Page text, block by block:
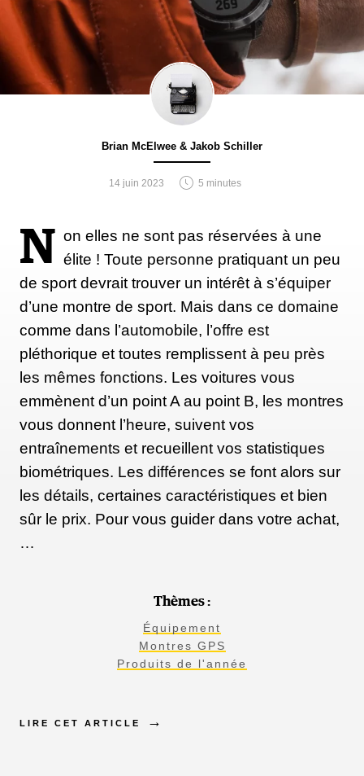
Brian McElwee & Jakob Schiller
14 juin 2023 5 minutes
N on elles ne sont pas réservées à une
élite ! Toute personne pratiquant un peu
de sport devrait trouver un intérêt à s’équiper
d’une montre de sport. Mais dans ce domaine
comme dans l’automobile, l’offre est
pléthorique et toutes remplissent à peu près
les mêmes fonctions. Les voitures vous
emmènent d’un point A au point B, les montres
vous donnent l’heure, suivent vos
entraînements et recueillent vos statistiques
biométriques. Les différences se font alors sur
les détails, certaines caractéristiques et bien
sûr le prix. Pour vous guider dans votre achat,
…
Thèmes :
Équipement
Montres GPS
Produits de l'année
LIRE CET ARTICLE